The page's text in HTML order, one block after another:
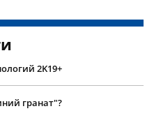
2K19+
гранат"?